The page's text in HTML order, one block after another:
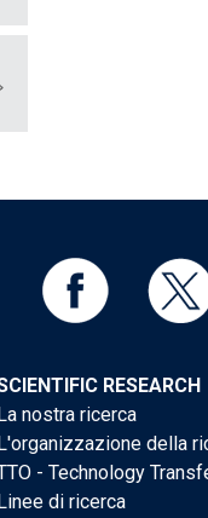
RESEARCH
La nostra ricerca
L'organizzazione della
- Technology
Linee di ricerca